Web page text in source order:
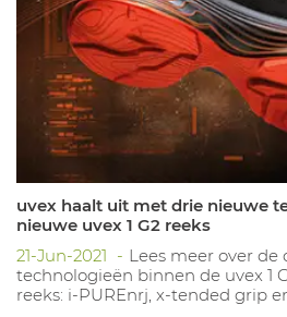
uvex haalt uit met drie nieuwe
nieuwe uvex 1 G2 reeks
21-Jun-2021
Lees meer over de
technologieën binnen de uvex 1
reeks: i-PUREnrj, x-tended grip